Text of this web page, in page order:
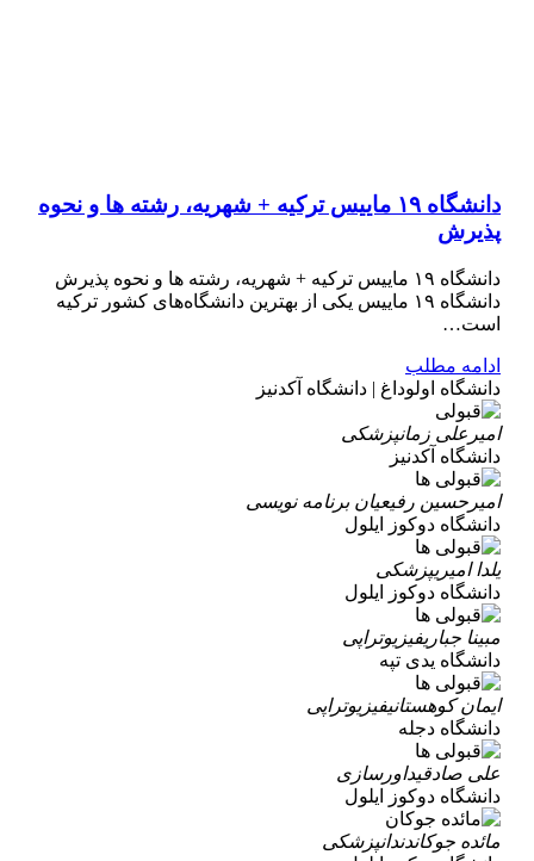
دانشگاه ۱۹ ماییس ترکیه + شهریه، رشته ها و نحوه
پذیرش
دانشگاه ۱۹ ماییس ترکیه + شهریه، رشته ها و نحوه پذیرش
دانشگاه ۱۹ ماییس یکی از بهترین دانشگاه‌های کشور ترکیه
است…
ادامه مطلب
دانشگاه اولوداغ | دانشگاه آکدنیز
امیرعلی زمانپزشکی
دانشگاه آکدنیز
امیرحسین رفیعیانبرنامه نویسی
دانشگاه دوکوز ایلول
یلدا امیریپزشکی
دانشگاه دوکوز ایلول
مبینا جباریفیزیوتراپی
دانشگاه یدی تپه
ایمان کوهستانیفیزیوتراپی
دانشگاه دجله
علی صادقیداورسازی
دانشگاه دوکوز ایلول
مائده جوکاندندانپزشکی